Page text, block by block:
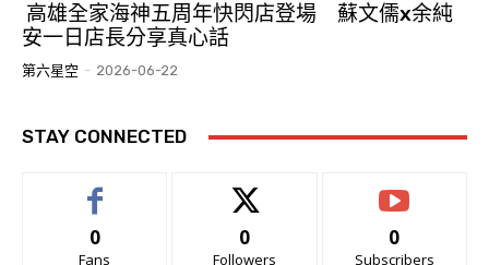
高雄全家海神五周年快閃店登場 蘇文儒x余純
安一日店長分享真心話
第六星空 - 2026-06-22
STAY CONNECTED
0
Fans
0
Followers
0
Subscribers